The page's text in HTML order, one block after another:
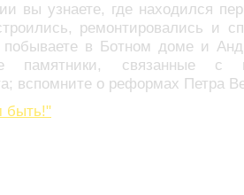
вы узнаете, где находился
ремонтировались и
побываете в Ботном доме и
памятники, связанные с
вспомните о реформах Петра